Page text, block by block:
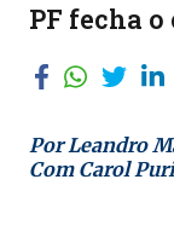
PF fecha o
Por Leandro
Com Carol